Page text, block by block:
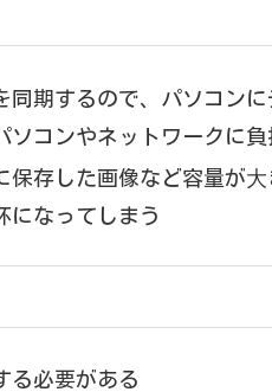
期するので、パソコン
ソコンやネットワークに
存した画像など容量が
になってしまう
る必要がある